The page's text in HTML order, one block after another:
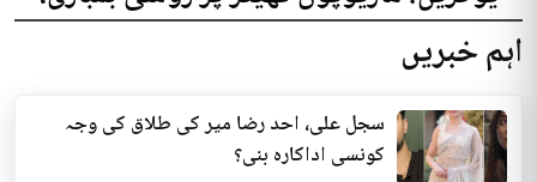
300 افراد کی ہلاکت کا خدشہ
کا خدشہ ظاہر کیا اور کہا کہ کم...
انٹرنیشنل | 4 years پہلے
اہم خبریں
سجل علی، احد رضا میر کی طلاق کی وجہ
کونسی اداکارہ بنی؟